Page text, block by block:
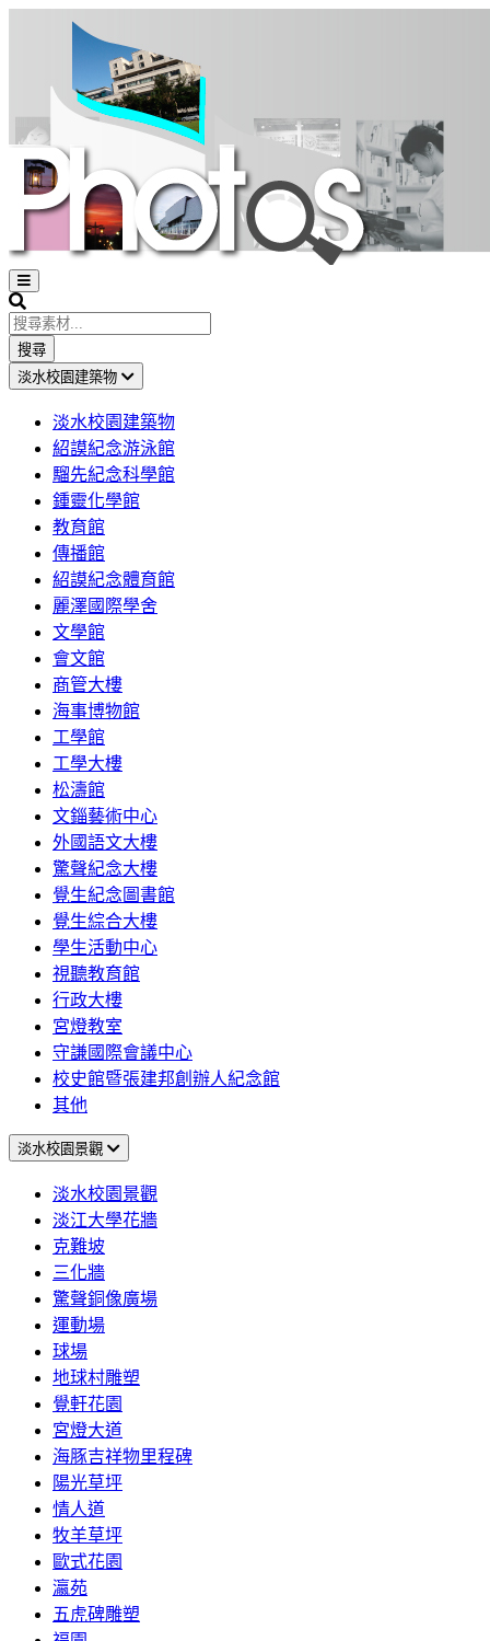
Open
sidebar
Search
搜尋
淡水校園建築物
淡水校園建築物
紹謨紀念游泳館
騮先紀念科學館
鍾靈化學館
教育館
傳播館
紹謨紀念體育館
麗澤國際學舍
文學館
會文館
商管大樓
海事博物館
工學館
工學大樓
松濤館
文錙藝術中心
外國語文大樓
驚聲紀念大樓
覺生紀念圖書館
覺生綜合大樓
學生活動中心
視聽教育館
行政大樓
宮燈教室
守謙國際會議中心
校史館暨張建邦創辦人紀念館
其他
淡水校園景觀
淡水校園景觀
淡江大學花牆
克難坡
三化牆
驚聲銅像廣場
運動場
球場
地球村雕塑
覺軒花園
宮燈大道
海豚吉祥物里程碑
陽光草坪
情人道
牧羊草坪
歐式花園
瀛苑
五虎碑雕塑